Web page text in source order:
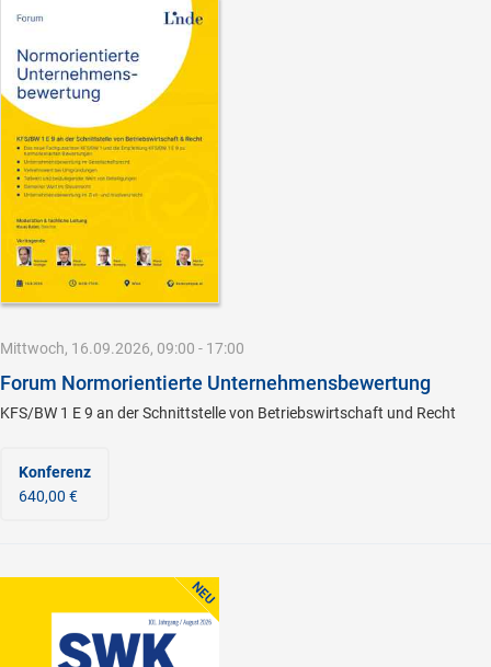
Mittwoch, 16.09.2026, 09:00 - 17:00
Forum Normorientierte Unternehmensbewertung
KFS/BW 1 E 9 an der Schnittstelle von Betriebswirtschaft und Recht
Konferenz
640,00 €